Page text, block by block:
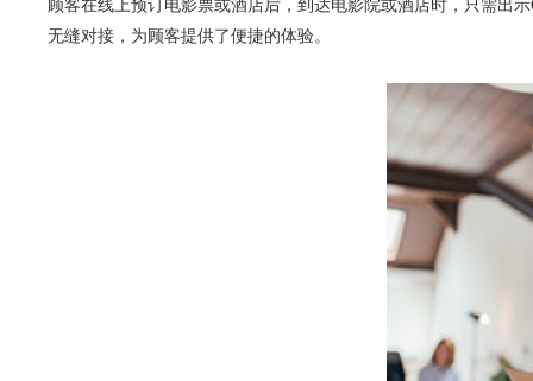
顾客在线上预订电影票或酒店后，到达电影院或酒店时，只需出
无缝对接，为顾客提供了便捷的体验。